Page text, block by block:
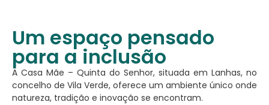
Um espaço pensado
para a inclusão
A Casa Mãe – Quinta do Senhor, situada em Lanhas, no
concelho de Vila Verde, oferece um ambiente único onde
natureza, tradição e inovação se encontram.